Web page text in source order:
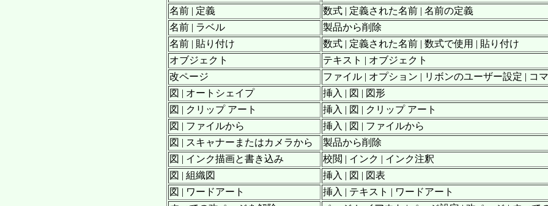
名前 | 定義
数式 | 定義された名前 | 名前の定義
名前 | ラベル
製品から削除
名前 | 貼り付け
数式 | 定義された名前 | 数式で使用 | 貼り付け
オブジェクト
テキスト | オブジェクト
改ページ
ファイル | オプション | リボンのユーザー設定 | コ
図 | オートシェイプ
挿入 | 図 | 図形
図 | クリップ アート
挿入 | 図 | クリップ アート
図 | ファイルから
挿入 | 図 | ファイルから
図 | スキャナーまたはカメラから
製品から削除
図 | インク描画と書き込み
校閲 | インク | インク注釈
図 | 組織図
挿入 | 図 | 図表
図 | ワードアート
挿入 | テキスト | ワードアート